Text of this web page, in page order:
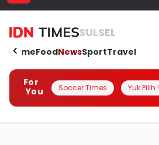
SULSEL
HomeFoodNewsSportTravel
For
You
Soccer Times Yuk Pilih !